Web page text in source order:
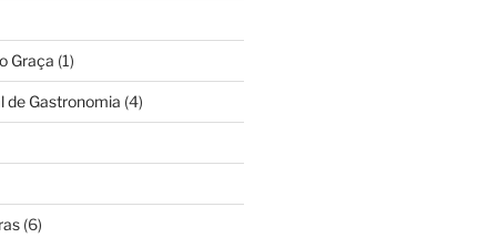
Graça (1)
de Gastronomia (4)
(6)